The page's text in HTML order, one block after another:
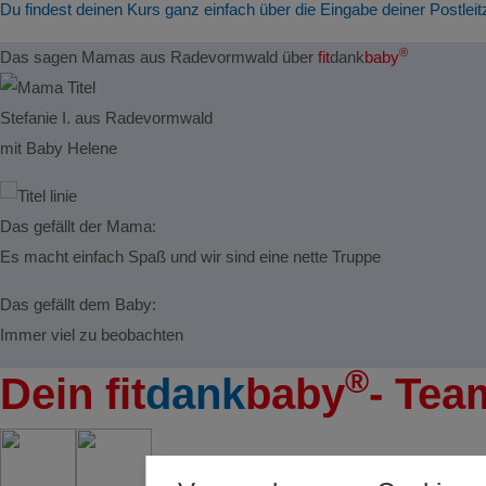
Du findest deinen Kurs ganz einfach über die Eingabe deiner
Das sagen Mamas aus Radevormwald über fitdankbaby®
Stefanie I. aus Radevormwald
mit Baby Helene
Das gefällt der Mama:
Es macht einfach Spaß und wir sind eine nette Truppe
Das gefällt dem Baby:
Immer viel zu beobachten
Dein fitdankbaby®-